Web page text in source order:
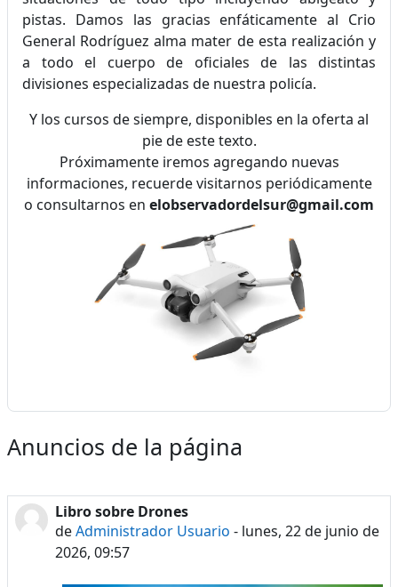
pistas. Damos las gracias enfáticamente al Crio
General Rodríguez alma mater de esta realización y
a todo el cuerpo de oficiales de las distintas
divisiones especializadas de nuestra policía.
Y los cursos de siempre, disponibles en la oferta al
pie de este texto.
Próximamente iremos agregando nuevas
informaciones, recuerde visitarnos periódicamente
o consultarnos en elobservadordelsur@gmail.com
Anuncios de la página
Libro sobre Drones
deAdministrador Usuario - lunes, 22 de junio de
2026, 09:57